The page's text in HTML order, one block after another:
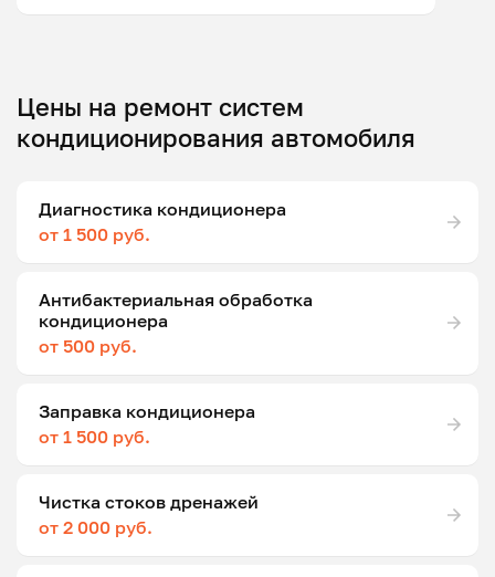
Цены на ремонт систем
кондиционирования автомобиля
Диагностика кондиционера
от 1 500 руб.
Антибактериальная обработка
кондиционера
от 500 руб.
Заправка кондиционера
от 1 500 руб.
Чистка стоков дренажей
от 2 000 руб.